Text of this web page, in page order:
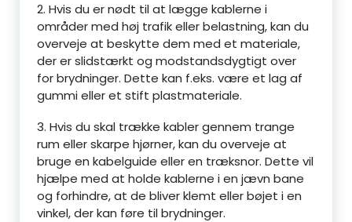
2. Hvis du er nødt til at lægge kablerne i
områder med høj trafik eller belastning, kan du
overveje at beskytte dem med et materiale,
der er slidstærkt og modstandsdygtigt over
for brydninger. Dette kan f.eks. være et lag af
gummi eller et stift plastmateriale.
3. Hvis du skal trække kabler gennem trange
rum eller skarpe hjørner, kan du overveje at
bruge en kabelguide eller en træksnor. Dette vil
hjælpe med at holde kablerne i en jævn bane
og forhindre, at de bliver klemt eller bøjet i en
vinkel, der kan føre til brydninger.